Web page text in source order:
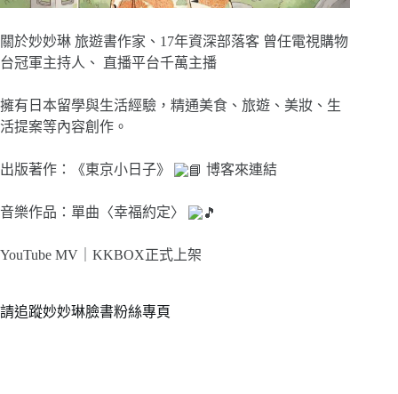
關於妙妙琳 旅遊書作家、17年資深部落客 曾任電視購物
台冠軍主持人、 直播平台千萬主播
擁有日本留學與生活經驗，精通美食、旅遊、美妝、生
活提案等內容創作。
出版著作：《東京小日子》 博客來連結
音樂作品：單曲〈幸福約定〉
YouTube MV｜ KKBOX正式上架
請追蹤妙妙琳臉書粉絲專頁